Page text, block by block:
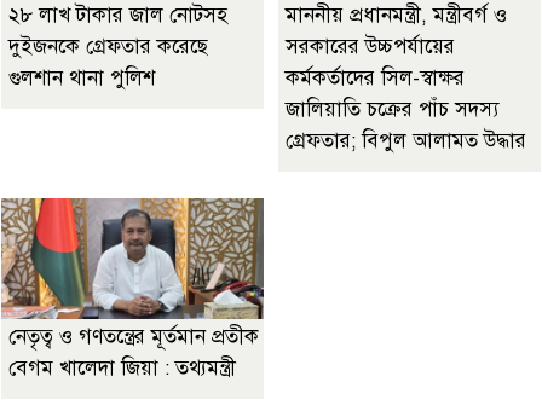
২৮ লাখ টাকার জাল নোটসহ
দুইজনকে গ্রেফতার করেছে
গুলশান থানা পুলিশ
মাননীয় প্রধানমন্ত্রী, মন্ত্রীবর্গ ও
সরকারের উচ্চপর্যায়ের
কর্মকর্তাদের সিল-স্বাক্ষর
জালিয়াতি চক্রের পাঁচ সদস্য
গ্রেফতার; বিপুল আলামত উদ্ধার
নেতৃত্ব ও গণতন্ত্রের মূর্তমান প্রতীক
বেগম খালেদা জিয়া : তথ্যমন্ত্রী